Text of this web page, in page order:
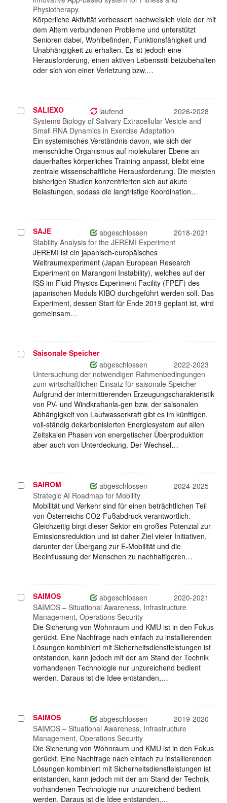
Physiotherapy
Körperliche Aktivität verbessert nachweislich viele der mit
dem Altern verbundenen Probleme und unterstützt
Senioren dabei, Wohlbefinden, Funktionsfähigkeit und
Unabhängigkeit zu erhalten. Es ist jedoch eine
Herausforderung, einen aktiven Lebensstil beizubehalten
oder sich von einer Verletzung bzw.…
Projekt
auswählen
SALIEXO laufend
2026-2028
Systems Biology of Salivary Extracellular Vesicle and
Small RNA Dynamics in Exercise Adaptation
Ein systemisches Verständnis davon, wie sich der
menschliche Organismus auf molekularer Ebene an
dauerhaftes körperliches Training anpasst, bleibt eine
zentrale wissenschaftliche Herausforderung. Die meisten
bisherigen Studien konzentrierten sich auf akute
Belastungen, sodass die langfristige Koordination…
Projekt
auswählen
SAJE abgeschlossen
2018-2021
Stability Analysis for the JEREMI Experiment
JEREMI ist ein japanisch-europäisches
Weltraumexperiment (Japan European Research
Experiment on Marangoni Instability), welches auf der
ISS im Fluid Physics Experiment Facility (FPEF) des
japanischen Moduls KIBO durchgeführt werden soll. Das
Experiment, dessen Start für Ende 2019 geplant ist, wird
gemeinsam…
ProjektSaisonale Speicher
abgeschlossen
2022-2023
Untersuchung der notwendigen Rahmenbedingungen
zum wirtschaftlichen Einsatz für saisonale Speicher
Aufgrund der intermittierenden Erzeugungscharakteristik
von PV- und Windkraftanla-gen bzw. der saisonalen
Abhängigkeit von Laufwasserkraft gibt es im künftigen,
voll-ständig dekarbonisierten Energiesystem auf allen
Zeitskalen Phasen von energetischer Überproduktion
aber auch von Unterdeckung. Der Wechsel…
Projekt
auswählen
SAIROM abgeschlossen
2024-2025
Strategic AI Roadmap for Mobility
Mobilität und Verkehr sind für einen beträchtlichen Teil
von Österreichs CO2-Fußabdruck verantwortlich.
Gleichzeitig birgt dieser Sektor ein großes Potenzial zur
Emissionsreduktion und ist daher Ziel vieler Initiativen,
darunter der Übergang zur E-Mobilität und die
Beeinflussung der Menschen zu nachhaltigeren…
Projekt
auswählen
SAIMOS abgeschlossen
2020-2021
SAIMOS – Situational Awareness, Infrastructure
Management, Operations Security
Die Sicherung von Wohnraum und KMU ist in den Fokus
gerückt. Eine Nachfrage nach einfach zu installierenden
Lösungen kombiniert mit Sicherheitsdienstleistungen ist
entstanden, kann jedoch mit der am Stand der Technik
vorhandenen Technologie nur unzureichend bedient
werden. Daraus ist die Idee entstanden,…
Projekt
auswählen
SAIMOS abgeschlossen
2019-2020
SAIMOS – Situational Awareness, Infrastructure
Management, Operations Security
Die Sicherung von Wohnraum und KMU ist in den Fokus
gerückt. Eine Nachfrage nach einfach zu installierenden
Lösungen kombiniert mit Sicherheitsdienstleistungen ist
entstanden, kann jedoch mit der am Stand der Technik
vorhandenen Technologie nur unzureichend bedient
werden. Daraus ist die Idee entstanden,…